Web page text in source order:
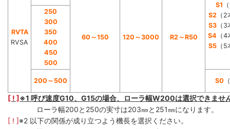
RVTA
RVSA
60～150 120～3000 R2～R50
S1
S2（2
S3（3
S4 （
S5（5
250
300
350
400
450
500
200～500 S0
[ ! ]※1 呼び速度G10、G15の場合、ローラ幅W200は選択できませ
ローラ幅200と250の実寸は203㎜と251㎜になります。
[ ! ]※2 以下の関係が成り立つよう機長を選択ください。